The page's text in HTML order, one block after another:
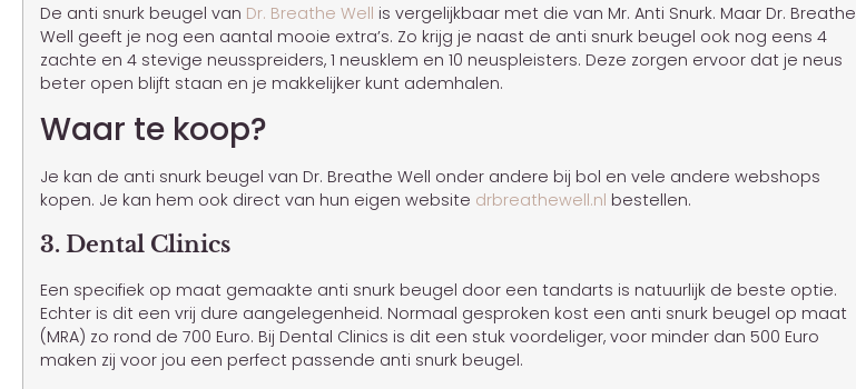
De anti snurk beugel van Dr. Breathe Well is vergelijkbaar met die van Mr. Anti Snurk. Maar Dr. Breathe
Well geeft je nog een aantal mooie extra’s. Zo krijg je naast de anti snurk beugel ook nog eens 4
zachte en 4 stevige neusspreiders, 1 neusklem en 10 neuspleisters. Deze zorgen ervoor dat je neus
beter open blijft staan en je makkelijker kunt ademhalen.
Waar te koop?
Je kan de anti snurk beugel van Dr. Breathe Well onder andere bij bol en vele andere webshops
kopen. Je kan hem ook direct van hun eigen website drbreathewell.nl bestellen.
3. Dental Clinics
Een specifiek op maat gemaakte anti snurk beugel door een tandarts is natuurlijk de beste optie.
Echter is dit een vrij dure aangelegenheid. Normaal gesproken kost een anti snurk beugel op maat
(MRA) zo rond de 700 Euro. Bij Dental Clinics is dit een stuk voordeliger, voor minder dan 500 Euro
maken zij voor jou een perfect passende anti snurk beugel.